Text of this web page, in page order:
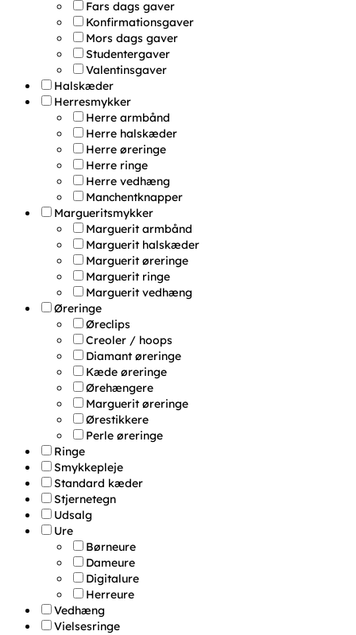
Fars dags gaver
Konfirmationsgaver
Mors dags gaver
Studentergaver
Valentinsgaver
Halskæder
Herresmykker
Herre armbånd
Herre halskæder
Herre øreringe
Herre ringe
Herre vedhæng
Manchentknapper
Margueritsmykker
Marguerit armbånd
Marguerit halskæder
Marguerit øreringe
Marguerit ringe
Marguerit vedhæng
Øreringe
Øreclips
Creoler / hoops
Diamant øreringe
Kæde øreringe
Ørehængere
Marguerit øreringe
Ørestikkere
Perle øreringe
Ringe
Smykkepleje
Standard kæder
Stjernetegn
Udsalg
Ure
Børneure
Dameure
Digitalure
Herreure
Vedhæng
Vielsesringe